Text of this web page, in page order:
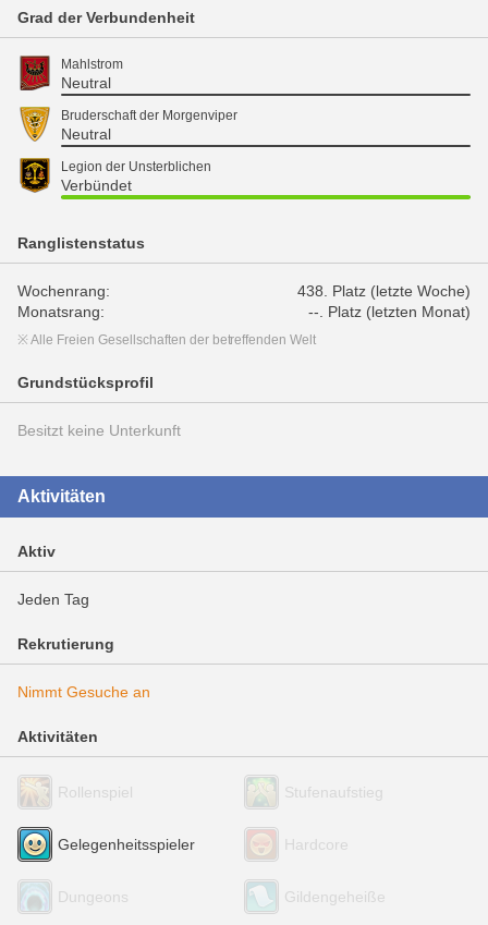
Grad der Verbundenheit
Mahlstrom
Neutral
Bruderschaft der Morgenviper
Neutral
Legion der Unsterblichen
Verbündet
Ranglistenstatus
Wochenrang:
438. Platz (letzte Woche)
Monatsrang:
--. Platz (letzten Monat)
※ Alle Freien Gesellschaften der betreffenden Welt
Grundstücksprofil
Besitzt keine Unterkunft
Aktivitäten
Aktiv
Jeden Tag
Rekrutierung
Nimmt Gesuche an
Aktivitäten
Rollenspiel Stufenaufstieg
Gelegenheitsspieler Hardcore
Dungeons Gildengeheiße